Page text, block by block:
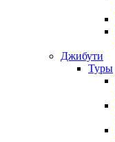
Джибути
Туры